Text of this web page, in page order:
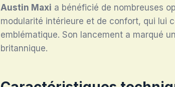
Austin Maxi a bénéficié de nombreuses
modularité intérieure et de confort, qui lui
emblématique. Son lancement a marqué
britannique.